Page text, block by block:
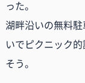
った。
湖畔沿いの無料
いでピクニック
そう。